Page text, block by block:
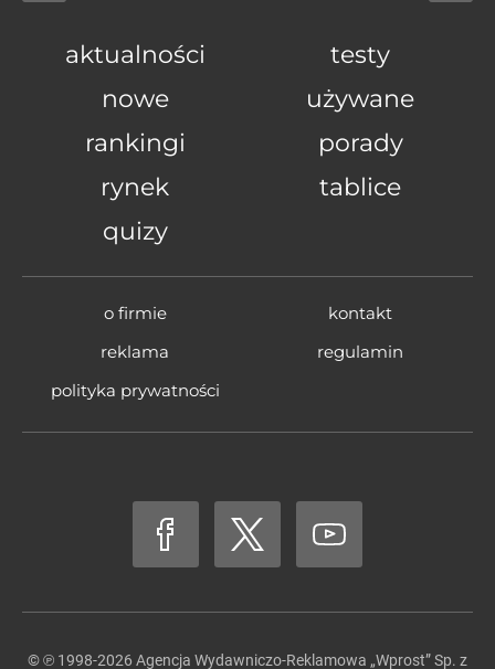
aktualności
testy
nowe
używane
rankingi
porady
rynek
tablice
quizy
o firmie
kontakt
reklama
regulamin
polityka prywatności
© ℗ 1998-2026 Agencja Wydawniczo-Reklamowa „Wprost” Sp. z